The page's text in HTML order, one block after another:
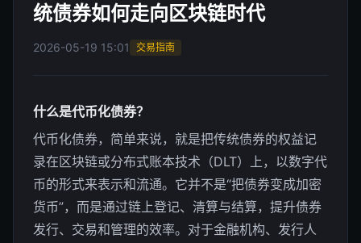
统债券如何走向区块链时代
2026-05-19 15:01 交易指南
什么是代币化债券？
代币化债券，简单来说，就是把传统债券的权益记
录在区块链或分布式账本技术（DLT）上，以数字代
币的形式来表示和流通。它并不是“把债券变成加密
货币”，而是通过链上登记、清算与结算，提升债券
发行、交易和管理的效率。对于金融机构、发行人